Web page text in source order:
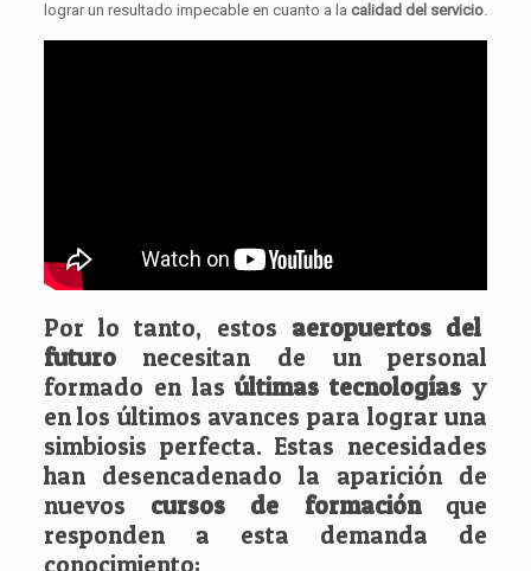
lograr un resultado impecable en cuanto a la calidad del servicio.
Por lo tanto, estos aeropuertos del
futuronecesitan de un personal
formado en lasúltimas tecnologíasy
en los últimos avances para lograr una
simbiosis perfecta. Estas necesidades
han desencadenado la aparición de
nuevos cursos de formaciónque
responden a esta demanda de
conocimiento: